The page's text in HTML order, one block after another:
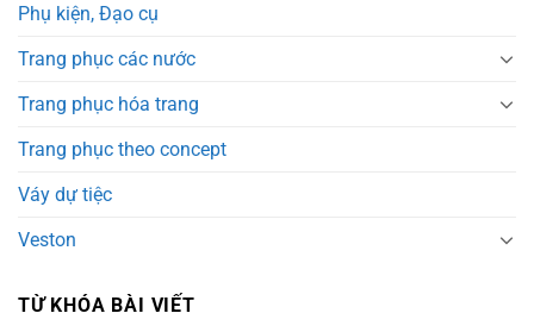
Phụ kiện, Đạo cụ
Trang phục các nước
Trang phục hóa trang
Trang phục theo concept
Váy dự tiệc
Veston
TỪ KHÓA BÀI VIẾT